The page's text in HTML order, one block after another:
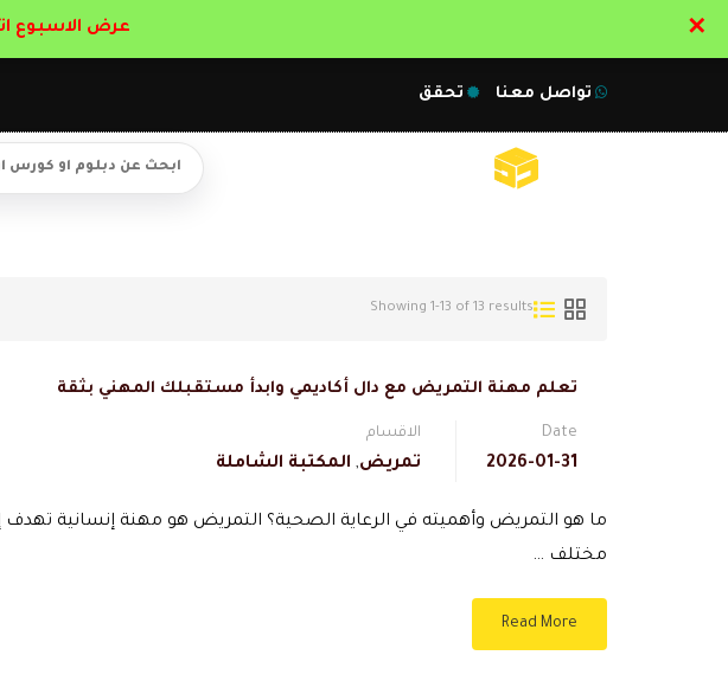
تواصل معنا تحقق
Showing 1-13 of 13 results
تعلم مهنة التمريض مع دال أكاديمي وابدأ مستقبلك المهني بثقة
Date
2026-01-31
الاقسام
تمريض, المكتبة الشاملة
ما هو التمريض وأهميته في الرعاية الصحية؟ التمريض هو مهنة إنسانية تهدف
مختلف …
Read More
عرض الاسبوع اتعلم ب 75% خصم : ✕